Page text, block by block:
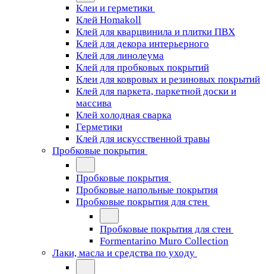
Клеи и герметики
Клей Homakoll
Клей для кварцвинила и плитки ПВХ
Клей для декора интерьерного
Клей для линолеума
Клей для пробковых покрытий
Клеи для ковровых и резиновых покрытий
Клей для паркета, паркетной доски и
массива
Клей холодная сварка
Герметики
Клей для искусственной травы
Пробковые покрытия
Пробковые покрытия
Пробковые напольные покрытия
Пробковые покрытия для стен
Пробковые покрытия для стен
Formentarino Muro Collection
Лаки, масла и средства по уходу